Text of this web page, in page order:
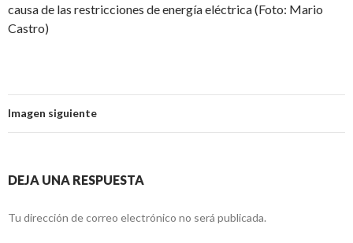
causa de las restricciones de energía eléctrica (Foto: Mario
Castro)
Imagen siguiente
DEJA UNA RESPUESTA
Tu dirección de correo electrónico no será publicada.